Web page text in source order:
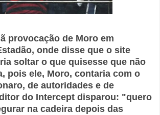
provocação de Moro em
onde disse que o site
soltar o que quisesse que não
pois ele, Moro, contaria com o
de autoridades e de
do Intercept disparou: "quero
na cadeira depois das